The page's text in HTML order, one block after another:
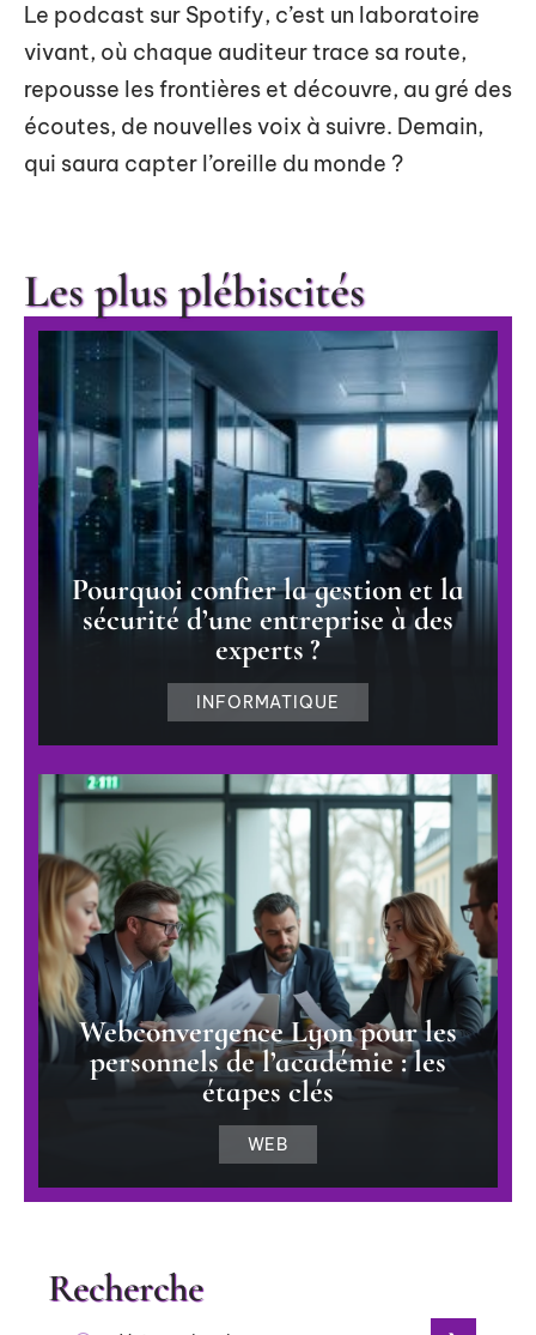
Le podcast sur Spotify, c’est un laboratoire
vivant, où chaque auditeur trace sa route,
repousse les frontières et découvre, au gré des
écoutes, de nouvelles voix à suivre. Demain,
qui saura capter l’oreille du monde ?
Les plus plébiscités
Pourquoi confier la gestion et la
sécurité d’une entreprise à des
experts ?
INFORMATIQUE
Webconvergence Lyon pour les
personnels de l’académie : les
étapes clés
WEB
Recherche